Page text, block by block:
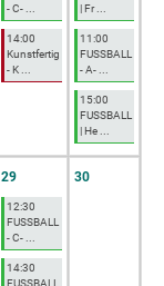
- C- ...
14:00
Kunstfertig
- K ...
| Fr ...
11:00
FUSSBALL
- A- ...
15:00
FUSSBALL
| He ...
29
12:30
FUSSBALL
- C- ...
14:30
30